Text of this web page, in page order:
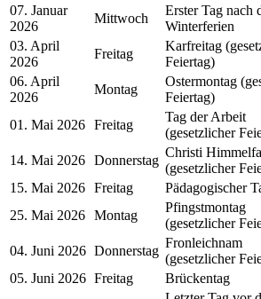
07. Januar
2026
Mittwoch
Erster Tag nach
Winterferien
03. April
2026
Freitag
Karfreitag
Feiertag)
06. April
2026
Montag
Ostermontag
Feiertag)
01. Mai 2026 Freitag
Tag der Arbeit
(gesetzlicher
14. Mai 2026 Donnerstag
Christi
(gesetzlicher
15. Mai 2026 Freitag Pädagogischer
25. Mai 2026 Montag
Pfingstmontag
(gesetzlicher
04. Juni 2026 Donnerstag
Fronleichnam
(gesetzlicher
05. Juni 2026 Freitag Brückentag